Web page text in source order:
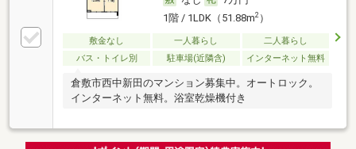
1階 / 1LDK（51.88m2）
敷金なし 一人暮らし
二人暮らし
バス・トイレ別
駐車場(近隣含) インターネット無料
倉敷市西中新田のマンション募集中。オートロック。
インターネット無料。浴室乾燥機付き